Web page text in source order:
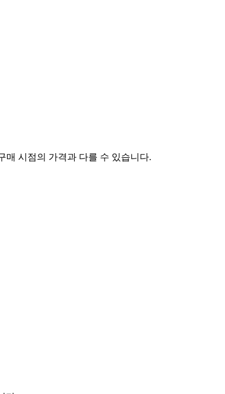
매 시점의 가격과 다를 수 있습니다.